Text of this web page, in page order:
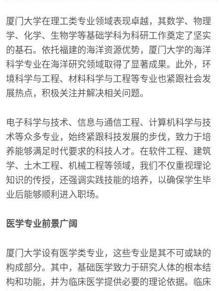
厦门大学在理工类专业领域表现卓越，其数学、物理
学、化学、生物学等基础学科为科研工作奠定了坚实
的基石。依托福建的海洋资源优势，厦门大学的海洋
科学专业在海洋研究领域取得了显著成果。此外，环
境科学与工程、材料科学与工程等专业也紧跟社会发
展热点，积极关注并解决相关问题。
电子科学与技术、信息与通信工程、计算机科学与技
术等众多专业，始终紧跟科技发展的步伐，致力于培
养能够满足时代要求的科技人才。在软件工程、建筑
学、土木工程、机械工程等领域，我们不仅重视理论
知识的传授，还强调实践技能的培养，以确保学生毕
业后能够顺利进入职场。
医学专业前景广阔
厦门大学设有医学类专业，这些专业是其不可或缺的
构成部分。其中，基础医学致力于研究人体的根本结
构和功能，并为临床医学提供必要的理论依据。临床